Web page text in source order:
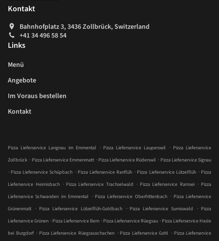
Kontakt
Bahnhofplatz 3, 3436 Zollbrück, Switzerland
+41 34 496 58 54
Links
Menü
Angebote
Im Voraus bestellen
Kontakt
Pizza Lieferservice Langnau im Emmental . Pizza Lieferservice Lauperswil . Pizza Lieferservice
Zollbrück . Pizza Lieferservice Emmenmatt . Pizza Lieferservice Rüderswil . Pizza Lieferservice Signau
. Pizza Lieferservice Schüpbach . Pizza Lieferservice Ranflüh . Pizza Lieferservice Lützelflüh . Pizza
Lieferservice Heimisbach . Pizza Lieferservice Trachselwald . Pizza Lieferservice Ramsei . Pizza
Lieferservice Schwanden im Emmental . Pizza Lieferservice Oberfrittenbach . Pizza Lieferservice
Grünenmatt . Pizza Lieferservice Lützelflüh-Goldbach . Pizza Lieferservice Sumiswald . Pizza
Lieferservice Grünen . Pizza Lieferservice Bern . Pizza Lieferservice Rüegsau . Pizza Lieferservice Hasle
bei Burgdorf . Pizza Lieferservice Rüegsauschachen . Pizza Lieferservice Gohl . Pizza Lieferservice